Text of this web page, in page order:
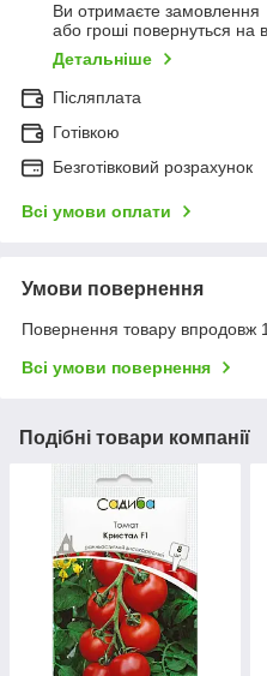
Ви отримаєте замовлення
або гроші повернуться на
Детальніше
Післяплата
Готівкою
Безготівковий розрахунок
Всі умови оплати
Умови повернення
Повернення товару впродовж
Всі умови повернення
Подібні товари компанії